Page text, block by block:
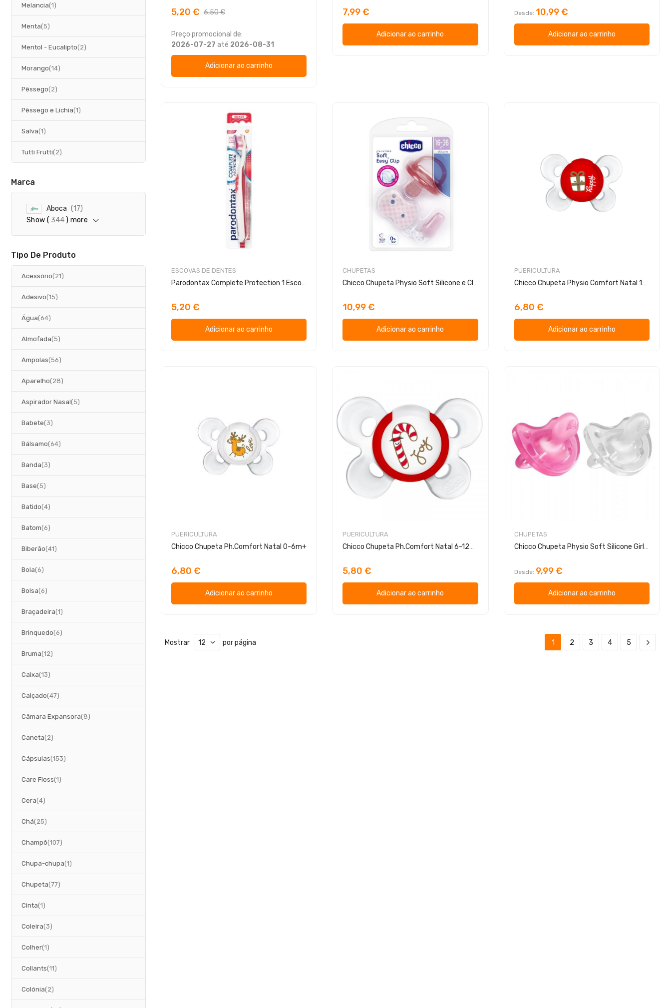
5,20 € 6,50 €
Preço promocional de:
2026-07-27 até 2026-08-31
Adicionar ao carrinho
7,99 €
Adicionar ao carrinho
Desde 10,99 €
Adicionar ao carrinho
ESCOVAS DE DENTES
Parodontax Complete Protection 1 Escova
5,20 €
Adicionar ao carrinho
CHUPETAS
Chicco Chupeta Physio Soft Silicone e Clip 16-36m
10,99 €
Adicionar ao carrinho
PUERICULTURA
Chicco Chupeta Physio Comfort Natal 12m+
6,80 €
Adicionar ao carrinho
PUERICULTURA
Chicco Chupeta Ph.Comfort Natal 0-6m+
6,80 €
Adicionar ao carrinho
PUERICULTURA
Chicco Chupeta Ph.Comfort Natal 6-12m+
5,80 €
Adicionar ao carrinho
CHUPETAS
Chicco Chupeta Physio Soft Silicone Girl 2 Unidades
Desde 9,99 €
Adicionar ao carrinho
1 2 3 4 5
Mostrar por página
Melancia 1
artigo
Menta 5
artigos
Mentol - Eucalipto 2
artigos
Morango 14
artigos
Pêssego 2
artigos
Pêssego e Lichia 1
artigo
Salva 1
artigo
Tutti Frutti 2
artigos
Marca
Aboca 17
r
t
Show ( 344) more
Tipo De Produto
Acessório 21
artigos
Adesivo 15
artigos
Água 64
artigos
Almofada 5
artigos
Ampolas 56
artigos
Aparelho 28
artigos
Aspirador Nasal 5
artigos
Babete 3
artigos
Bálsamo 64
artigos
Banda 3
artigos
Base 5
artigos
Batido 4
artigos
Batom 6
artigos
Biberão 41
artigos
Bola 6
artigos
Bolsa 6
artigos
Braçadeira 1
artigo
Brinquedo 6
artigos
Bruma 12
artigos
Caixa 13
artigos
Calçado 47
artigos
Câmara Expansora 8
artigos
Caneta 2
artigos
Cápsulas 153
artigos
Care Floss 1
artigo
Cera 4
artigos
Chá 25
artigos
Champô 107
artigos
Chupa-chupa 1
artigo
Chupeta 77
artigos
Cinta 1
artigo
Coleira 3
artigos
Colher 1
artigo
Collants 11
artigos
Colónia 2
artigos